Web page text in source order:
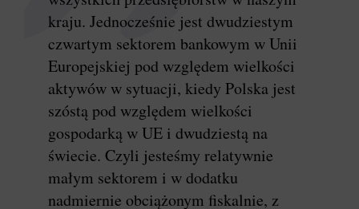
kraju. Jednocześnie jest dwudziestym
czwartym sektorem bankowym w Unii
Europejskiej pod względem wielkości
aktywów w sytuacji, kiedy Polska jest
szóstą pod względem wielkości
gospodarką w UE i dwudziestą na
świecie. Czyli jesteśmy relatywnie
małym sektorem i w dodatku
nadmiernie obciążonym fiskalnie, z